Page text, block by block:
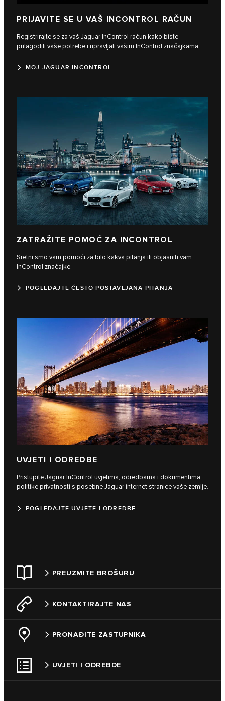
PRIJAVITE SE U VAŠ INCONTROL RAČUN
Registrirajte se za vaš Jaguar InControl račun kako biste
prilagodili vaše potrebe i upravljali vašim InControl značajkama.
MOJ JAGUAR INCONTROL
ZATRAŽITE POMOĆ ZA INCONTROL
Sretni smo vam pomoći za bilo kakva pitanja ili objasniti vam
InControl značajke.
POGLEDAJTE ČESTO POSTAVLJANA PITANJA
UVJETI I ODREDBE
Pristupite Jaguar InControl uvjetima, odredbama i dokumentima
politike privatnosti s posebne Jaguar internet stranice vaše zemlje.
POGLEDAJTE UVJETE I ODREDBE
PREUZMITE BROŠURU
KONTAKTIRAJTE NAS
PRONAĐITE ZASTUPNIKA
UVJETI I ODREBDE